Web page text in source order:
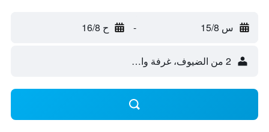
س 15/8 - ح 16/8
2 من الضيوف، غرفة واحدة